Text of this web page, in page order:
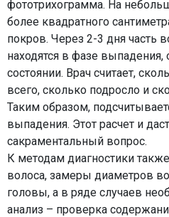
фототрихограмма. На
более квадратного
покров. Через 2-3 дня часть
находятся в фазе
состоянии. Врач считает,
всего, сколько подросло и
Таким образом,
выпадения. Этот расчет и
сакраментальный вопрос.
К методам диагностики
волоса, замеры диаметров
головы, а в ряде случаев
анализ – проверка